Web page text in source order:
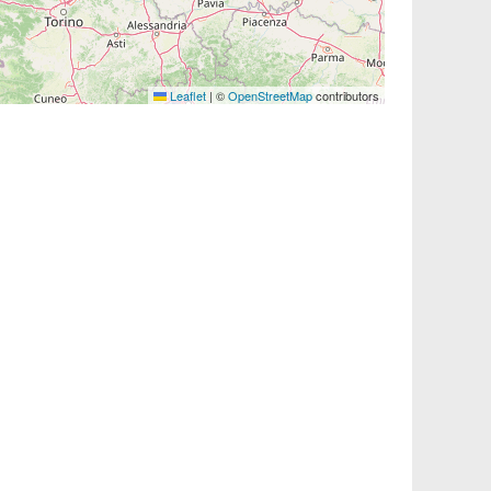
Leaflet | ©OpenStreetMapcontributors